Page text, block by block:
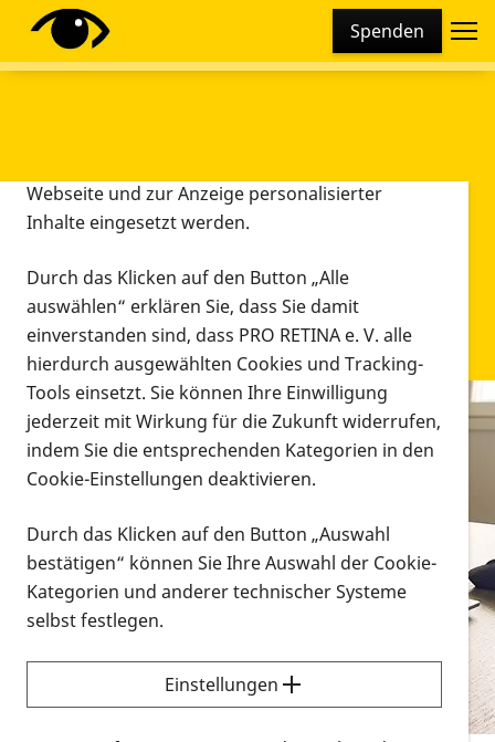
Spenden
Infomaterial
Infomaterial
Vorlesen
Alle Infomaterialien in verschiedenen
Formaten an einem Ort
Sie möchten wissen, wie Sie nach Infonmaterial
suchen und dieses bestellen bzw. herunterladen
können? Schauen Sie sich dieErklärvideos zum
Diese Webseite setzt verschiedene Cookies und
Tracking-Tools ein. Dies beinhaltet Cookies und
Webseite und zur Anzeige personalisierter
Inhalte eingesetzt werden.
Durch das Klicken auf den Button „Alle
auswählen“ erklären Sie, dass Sie damit
einverstanden sind, dass PRO RETINA e. V. alle
hierdurch ausgewählten Cookies und Tracking-
Tools einsetzt. Sie können Ihre Einwilligung
jederzeit mit Wirkung für die Zukunft widerrufen,
indem Sie die entsprechenden Kategorien in den
Cookie-Einstellungen deaktivieren.
Durch das Klicken auf den Button „Auswahl
bestätigen“ können Sie Ihre Auswahl der Cookie-
Kategorien und anderer technischer Systeme
selbst festlegen.
Einstellungen